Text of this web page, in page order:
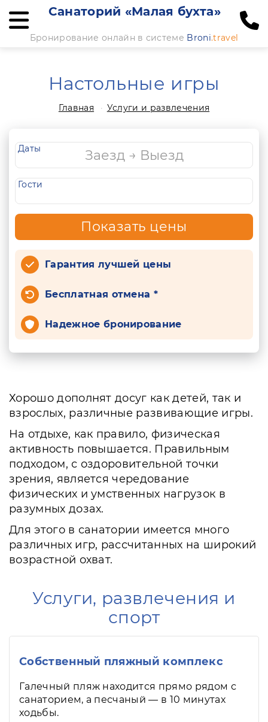
Санаторий «Малая бухта»
Бронирование онлайн в системе Broni.travel
Настольные игры
Главная Услуги и развлечения
Даты
Гости
Показать цены
Гарантия лучшей цены
Бесплатная отмена *
Надежное бронирование
Хорошо дополнят досуг как детей, так и
взрослых, различные развивающие игры.
На отдыхе, как правило, физическая
активность повышается. Правильным
подходом, с оздоровительной точки
зрения, является чередование
физических и умственных нагрузок в
разумных дозах.
Для этого в санатории имеется много
различных игр, рассчитанных на широкий
возрастной охват.
Услуги, развлечения и
спорт
Собственный пляжный комплекс
Галечный пляж находится прямо рядом с
санаторием, а песчаный — в 10 минутах
ходьбы.